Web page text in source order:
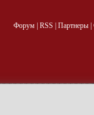
Форум| RSS Партнеры|